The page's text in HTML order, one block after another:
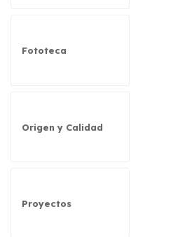
Fototeca
Origen y Calidad
Proyectos